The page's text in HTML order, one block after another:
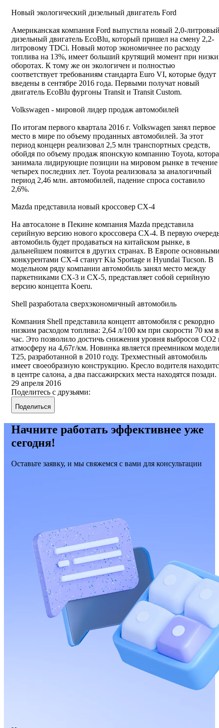
Новый экологический дизельный двигатель Ford
Американская компания Ford выпустила новый 2,0-
дизельный двигатель EcoBlu, который пришел на смену 2,2-
литровому TDCi. Новый мотор экономичнее по расходу
топлива на 13%, имеет больший крутящий момент при
оборотах. К тому же он экологичен и полностью
соответствует требованиям стандарта Euro VI, которые будут
введены в сентябре 2016 года. Первыми получат новый
двигатель EcoBlu фургоны Transit и Transit Custom.
Volkswagen - мировой лидер продаж автомобилей
По итогам первого квартала 2016 г. Volkswagen занял первое
место в мире по объему проданных автомобилей. За этот
период концерн реализовал 2,5 млн транспортных средств,
обойдя по объему продаж японскую компанию Toyota,
занимала лидирующие позиции на мировом рынке в течение
четырех последних лет. Toyota реализовала за аналогичный
период 2,46 млн. автомобилей, падение спроса составило
2,6%.
Mazda представила новый кроссовер CX-4
На автосалоне в Пекине компания Mazda представила
серийную версию нового кроссовера CX-4. В первую
автомобиль будет продаваться на китайском рынке, в
дальнейшем появится в других странах. В Европе
конкурентами CX-4 станут Kia Sportage и Hyundai Tucson. В
модельном ряду компании автомобиль занял место между
паркетниками CX-3 и CX-5, представляет собой серийную
версию концепта Koeru.
Shell разработала сверхэкономичный автомобиль
Компания Shell представила концепт автомобиля с рекордно
низким расходом топлива: 2,64 л/100 км при скорости 70 км в
час. Это позволило достичь снижения уровня выбросов СО2
атмосферу на 4,67г/км. Новинка является преемником модели
Т25, разработанной в 2010 году. Трехместный автомобиль
имеет своеобразную конструкцию. Кресло водителя
в центре салона, а два пассажирских места находятся позади.
29 апреля 2016
Поделитесь с друзьями:
Поделиться
Начните работать эффективнее уже
сегодня!
Оставьте заявку, и мы свяжемся с вами для консультации